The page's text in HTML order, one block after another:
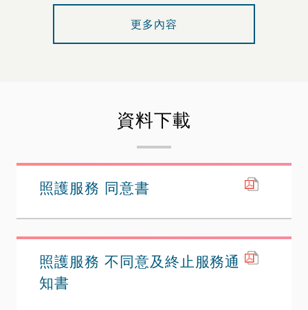
更多內容
資料下載
照護服務 同意書
照護服務 不同意及終止服務通
知書